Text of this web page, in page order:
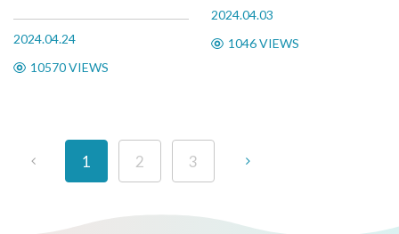
2024.04.24
10570 VIEWS
2024.04.03
1046 VIEWS
1 2 3